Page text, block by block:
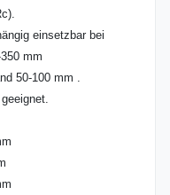
einsetzbar bei
mm
50-100 mm .